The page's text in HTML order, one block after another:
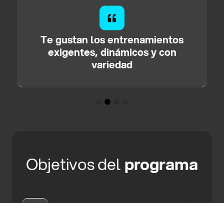
Te gustan los entrenamientos
exigentes, dinámicos y con
variedad
Objetivos delprograma